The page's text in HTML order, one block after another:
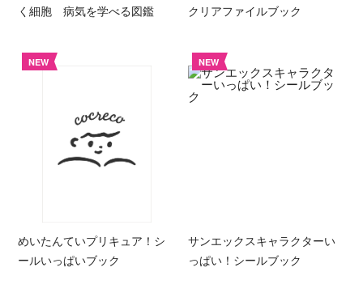
く細胞 病気を学べる図鑑
クリアファイルブック
NEW
めいたんていプリキュア！シ
ールいっぱいブック
NEW
サンエックスキャラクターい
っぱい！シールブック